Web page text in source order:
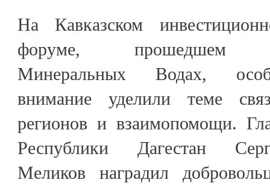
На Кавказском
форуме, прошедшем
Минеральных Водах,
внимание уделили теме
регионов и взаимопомощи.
Республики Дагестан
Меликов наградил